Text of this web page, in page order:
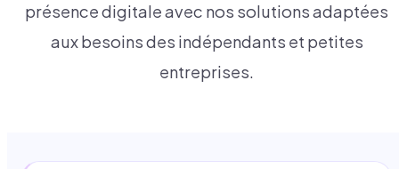
présence digitale avec nos solutions adaptées
aux besoins des indépendants et petites
entreprises.